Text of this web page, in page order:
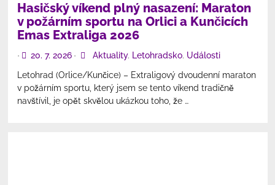
Hasičský víkend plný nasazení: Maraton
v požárním sportu na Orlici a Kunčicích
Emas Extraliga 2026
• 20. 7. 2026 • Aktuality, Letohradsko, Události
Letohrad (Orlice/Kunčice) – Extraligový dvoudenní maraton
v požárním sportu, který jsem se tento víkend tradičně
navštívil, je opět skvělou ukázkou toho, že …